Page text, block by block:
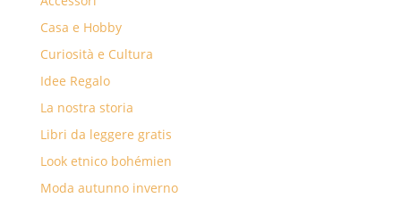
Casa e Hobby
Curiosità e Cultura
Idee Regalo
La nostra storia
Libri da leggere gratis
Look etnico bohémien
Moda autunno inverno